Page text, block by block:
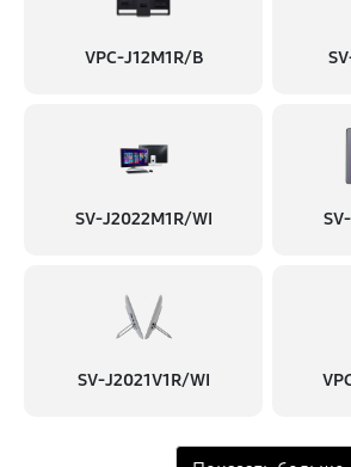
VPC-J12M1R/B
SV-J2022M1R/WI
SV-J2021V1R/WI